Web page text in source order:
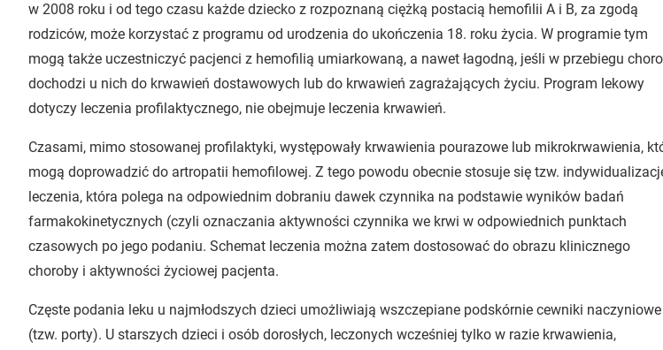
w 2008 roku i od tego czasu każde dziecko z rozpoznaną ciężką postacią hemofilii A i B, za zgodą
rodziców, może korzystać z programu od urodzenia do ukończenia 18. roku życia. W programie tym
mogą także uczestniczyć pacjenci z hemofilią umiarkowaną, a nawet łagodną, jeśli w przebiegu
dochodzi u nich do krwawień dostawowych lub do krwawień zagrażających życiu. Program lekowy
dotyczy leczenia profilaktycznego, nie obejmuje leczenia krwawień.
Czasami, mimo stosowanej profilaktyki, występowały krwawienia pourazowe lub mikrokrwawienia,
mogą doprowadzić do artropatii hemofilowej. Z tego powodu obecnie stosuje się tzw.
leczenia, która polega na odpowiednim dobraniu dawek czynnika na podstawie wyników badań
farmakokinetycznych (czyli oznaczania aktywności czynnika we krwi w odpowiednich punktach
czasowych po jego podaniu. Schemat leczenia można zatem dostosować do obrazu klinicznego
choroby i aktywności życiowej pacjenta.
Częste podania leku u najmłodszych dzieci umożliwiają wszczepiane podskórnie cewniki naczyniowe
(tzw. porty). U starszych dzieci i osób dorosłych, leczonych wcześniej tylko w razie krwawienia,